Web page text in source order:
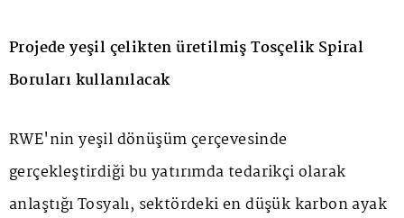
Projede yeşil çelikten üretilmiş Tosçelik Spiral
Boruları kullanılacak
RWE'nin yeşil dönüşüm çerçevesinde
gerçekleştirdiği bu yatırımda tedarikçi olarak
anlaştığı Tosyalı, sektördeki en düşük karbon ayak